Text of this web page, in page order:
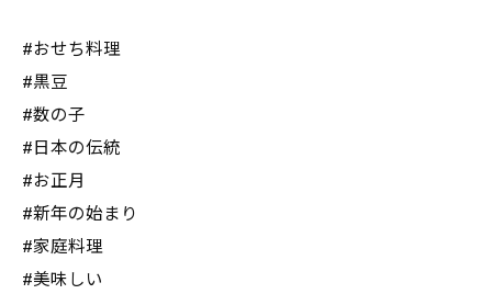
#おせち料理
#黒豆
#数の子
#日本の伝統
#お正月
#新年の始まり
#家庭料理
#美味しい